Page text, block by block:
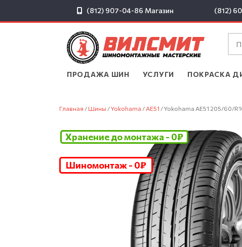
(812) 907-04-86 Магазин (812)
ПРОДАЖА ШИН УСЛУГИ ПОКРАСКА
Главная / Шины /Yokohama / AE51 / Yokohama AE51 205/60/
Шиномонтаж - 0₽
Хранение до монтажа - 0₽